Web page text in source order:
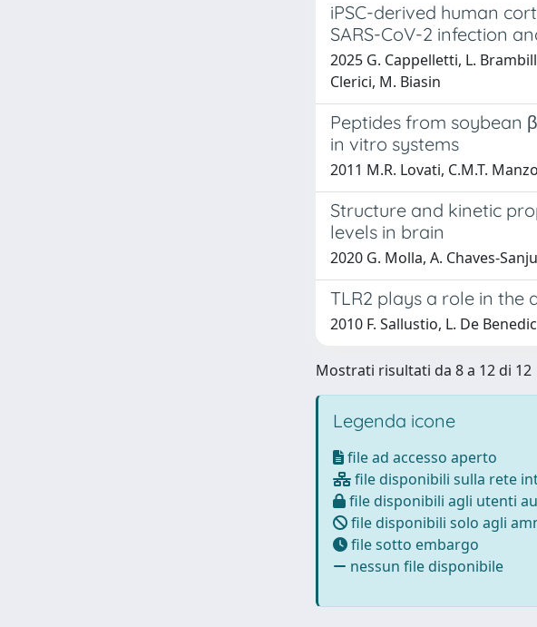
iPSC-derived human
SARS-CoV-2 infection
2025 G. Cappelletti, L.
Clerici, M. Biasin
Peptides from soybean
in vitro systems
2011 M.R. Lovati, C.M.T.
Structure and kinetic
levels in brain
2020 G. Molla, A. Chaves-
TLR2 plays a role in
2010 F. Sallustio, L. De
Mostrati risultati da 8 a 12 di 12
Legenda icone
file ad accesso aperto
file disponibili sulla rete
file disponibili agli utenti
file disponibili solo agli
file sotto embargo
nessun file disponibile